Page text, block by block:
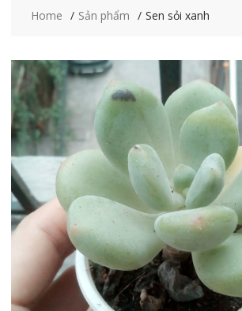
Home Sản phẩm Sen sỏi xanh